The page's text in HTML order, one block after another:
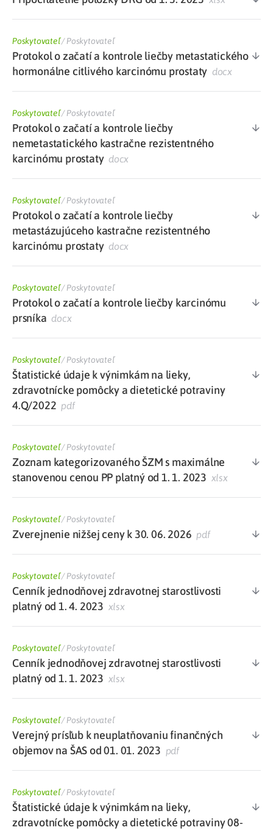
Poskytovateľ/Poskytovateľ
Protokol o začatí a kontrole liečby metastatického
hormonálne citlivého karcinómu prostaty docx
Poskytovateľ/Poskytovateľ
Protokol o začatí a kontrole liečby
nemetastatického kastračne rezistentného
karcinómu prostatydocx
Poskytovateľ/Poskytovateľ
Protokol o začatí a kontrole liečby
metastázujúceho kastračne rezistentného
karcinómu prostatydocx
Poskytovateľ/Poskytovateľ
Protokol o začatí a kontrole liečby karcinómu
prsníka docx
Poskytovateľ/Poskytovateľ
Štatistické údaje k výnimkám na lieky,
zdravotnícke pomôcky a dietetické potraviny
4.Q/2022 pdf
Poskytovateľ/Poskytovateľ
Zoznam kategorizovaného ŠZM s maximálne
stanovenou cenou PP platný od 1. 1. 2023 xlsx
Poskytovateľ/Poskytovateľ
Zverejnenie nižšej ceny k 30. 06. 2026 pdf
Poskytovateľ/Poskytovateľ
Cenník jednodňovej zdravotnej starostlivosti
platný od 1. 4. 2023 xlsx
Poskytovateľ/Poskytovateľ
Cenník jednodňovej zdravotnej starostlivosti
platný od 1. 1. 2023 xlsx
Poskytovateľ/Poskytovateľ
Verejný prísľub k neuplatňovaniu finančných
objemov na ŠAS od 01. 01. 2023 pdf
Poskytovateľ/Poskytovateľ
Štatistické údaje k výnimkám na lieky,
zdravotnícke pomôcky a dietetické potraviny 08-